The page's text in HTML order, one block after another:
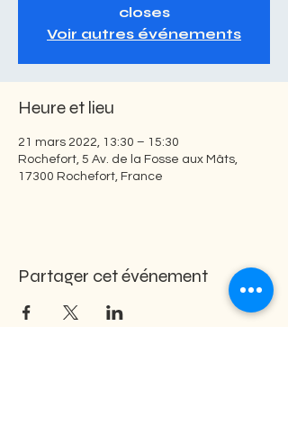
closes
Voir autres événements
Heure et lieu
21 mars 2022, 13:30 – 15:30
Rochefort, 5 Av. de la Fosse aux Mâts,
17300 Rochefort, France
Partager cet événement